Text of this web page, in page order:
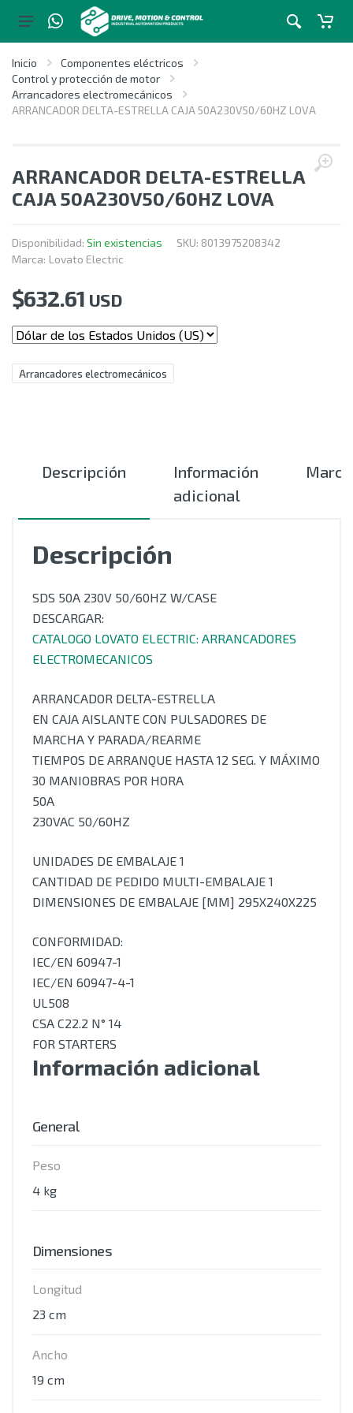
Inicio
Componentes eléctricos
Control y protección de motor
Arrancadores electromecánicos
ARRANCADOR DELTA-ESTRELLA CAJA 50A230V50/60HZ LOVA
ARRANCADOR DELTA-ESTRELLA
CAJA 50A230V50/60HZ LOVA
Disponibilidad: Sin existencias SKU: 8013975208342
Marca: Lovato Electric
$632.61 USD
Arrancadores electromecánicos
Descripción
Información
adicional
Marca
Descripción
SDS 50A 230V 50/60HZ W/CASE
DESCARGAR:
CATALOGO LOVATO ELECTRIC: ARRANCADORES
ELECTROMECANICOS
ARRANCADOR DELTA-ESTRELLA
EN CAJA AISLANTE CON PULSADORES DE
MARCHA Y PARADA/REARME
TIEMPOS DE ARRANQUE HASTA 12 SEG. Y MÁXIMO
30 MANIOBRAS POR HORA
50A
230VAC 50/60HZ
UNIDADES DE EMBALAJE 1
CANTIDAD DE PEDIDO MULTI-EMBALAJE 1
DIMENSIONES DE EMBALAJE [MM] 295X240X225
CONFORMIDAD:
IEC/EN 60947-1
IEC/EN 60947-4-1
UL508
CSA C22.2 N° 14
FOR STARTERS
Información adicional
General
Peso
4 kg
Dimensiones
Longitud
23 cm
Ancho
19 cm